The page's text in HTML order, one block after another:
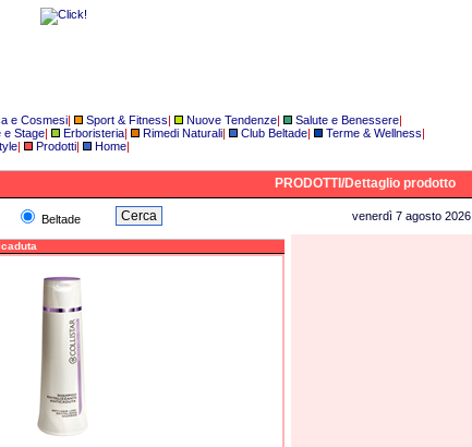
e Cosmesi| Sport & Fitness| Nuove Tendenze| Salute e Benessere|
e Stage| Erboristeria| Rimedi Naturali| Club Beltade| Terme & Wellness|
| Prodotti| Home|
PRODOTTI/Dettaglio prodotto
Beltade venerdì 7 agosto 2026